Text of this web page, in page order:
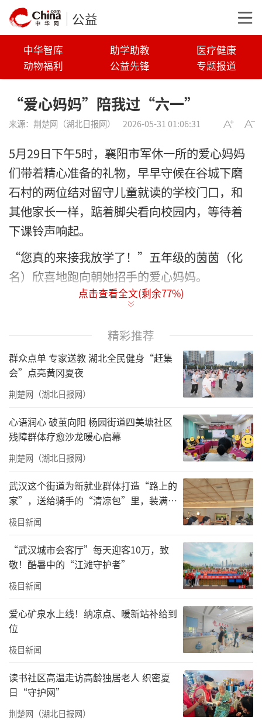
公益
中华智库 助学助教
医疗健康
动物福利
公益先锋 专题报道
“爱心妈妈”陪我过“六一”
来源： 荆楚网（湖北日报网） 2026-05-31 01:06:31
5月29日下午5时，襄阳市军休一所的爱心妈妈
们带着精心准备的礼物，早早守候在谷城下磨
石村的两位结对留守儿童就读的学校门口，和
其他家长一样，踮着脚尖看向校园内，等待着
下课铃声响起。
“您真的来接我放学了！”五年级的茵茵（化
名）欣喜地跑向朝她招手的爱心妈妈。
送上儿童节礼物。通讯员供图
这次等候，缘于一次妈妈们和宝贝的聊天。军
休一所的爱心妈妈们心系留守儿童，关注孩子
成长，她们利用自己的休息时间，把孩子们接
到自己身边，让自己的孩子和留守宝贝一起玩
耍，让留守儿童更多的感受到家庭的温暖。当
时茵茵羡慕地说：“我也好想有妈妈接我放学
啊，可是我爸爸妈妈在外地打工，奶奶腿不
好，我都是邻居顺便带回家的。”
茵茵无意的话语，爱心妈妈们却记在了心底。
六一前，爱心妈妈们购买了节日礼物，守候在
学校门口，圆了孩子一个有妈妈接放学的小小
心愿。
点击查看全文(剩余77%)
精彩推荐
群众点单 专家送教 湖北全民健身“赶集
会”点亮黄冈夏夜
荆楚网（湖北日报网）
心语润心 破茧向阳 杨园街道四美塘社区
残障群体疗愈沙龙暖心启幕
荆楚网（湖北日报网）
武汉这个街道为新就业群体打造“路上的
家”，送给骑手的“清凉包”里，装满了
城市的善意与细节
极目新闻
“武汉城市会客厅”每天迎客10万，致
敬！酷暑中的“江滩守护者”
极目新闻
爱心矿泉水上线！纳凉点、暖新站补给到
位
极目新闻
读书社区高温走访高龄独居老人 织密夏
日“守护网”
荆楚网（湖北日报网）